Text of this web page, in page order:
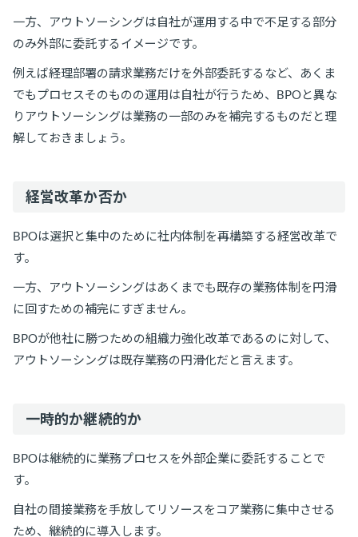
一方、アウトソーシングは自社が運用する中で不足する部分
のみ外部に委託するイメージです。
例えば経理部署の請求業務だけを外部委託するなど、あくま
でもプロセスそのものの運用は自社が行うため、BPOと異な
りアウトソーシングは業務の一部のみを補完するものだと理
解しておきましょう。
経営改革か否か
BPOは選択と集中のために社内体制を再構築する経営改革で
す。
一方、アウトソーシングはあくまでも既存の業務体制を円滑
に回すための補完にすぎません。
BPOが他社に勝つための組織力強化改革であるのに対して、
アウトソーシングは既存業務の円滑化だと言えます。
一時的か継続的か
BPOは継続的に業務プロセスを外部企業に委託することで
す。
自社の間接業務を手放してリソースをコア業務に集中させる
ため、継続的に導入します。